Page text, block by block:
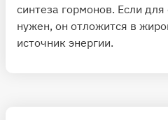
синтеза гормонов. Если
нужен, он отложится в
источник энергии.